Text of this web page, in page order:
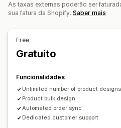
Produtos
Arte mural Orgânico
Opções de envio
Envio em lote
Envio
Envio múltiplo
Rastreio de encomendas
As taxas externas poderão ser
sua fatura da Shopify. Saber mais
Free
Gratuito
Funcionalidades
Unlimited number of product designs
Product bulk design
Automated order sync
Dedicated customer support